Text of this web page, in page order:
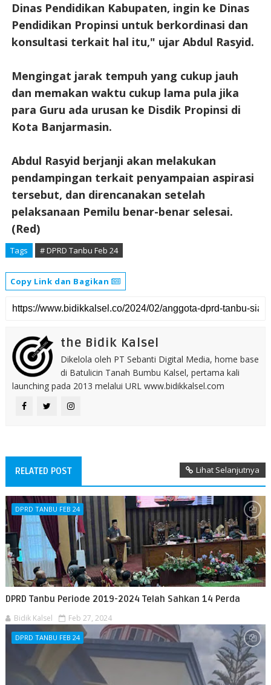
Dinas Pendidikan Kabupaten, ingin ke Dinas
Pendidikan Propinsi untuk berkordinasi dan
konsultasi terkait hal itu," ujar Abdul Rasyid.
Mengingat jarak tempuh yang cukup jauh
dan memakan waktu cukup lama pula jika
para Guru ada urusan ke Disdik Propinsi di
Kota Banjarmasin.
Abdul Rasyid berjanji akan melakukan
pendampingan terkait penyampaian aspirasi
tersebut, dan direncanakan setelah
pelaksanaan Pemilu benar-benar selesai.
(Red)
Tags # DPRD Tanbu Feb 24
Copy Link dan Bagikan
the Bidik Kalsel
Dikelola oleh PT Sebanti Digital Media, home base
di Batulicin Tanah Bumbu Kalsel, pertama kali
launching pada 2013 melalui URL www.bidikkalsel.com
RELATED POST Lihat Selanjutnya
DPRD TANBU FEB 24
DPRD Tanbu Periode 2019-2024 Telah Sahkan 14 Perda
Bidik Kalsel Feb 27, 2024
DPRD TANBU FEB 24